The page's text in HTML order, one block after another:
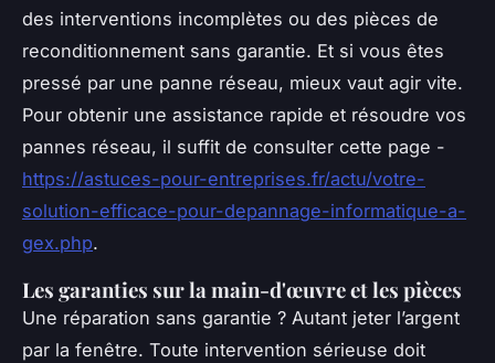
des interventions incomplètes ou des pièces de
reconditionnement sans garantie. Et si vous êtes
pressé par une panne réseau, mieux vaut agir vite.
Pour obtenir une assistance rapide et résoudre vos
pannes réseau, il suffit de consulter cette page -
https://astuces-pour-entreprises.fr/actu/votre-
solution-efficace-pour-depannage-informatique-a-
gex.php.
Les garanties sur la main-d'œuvre et les pièces
Une réparation sans garantie ? Autant jeter l’argent
par la fenêtre. Toute intervention sérieuse doit